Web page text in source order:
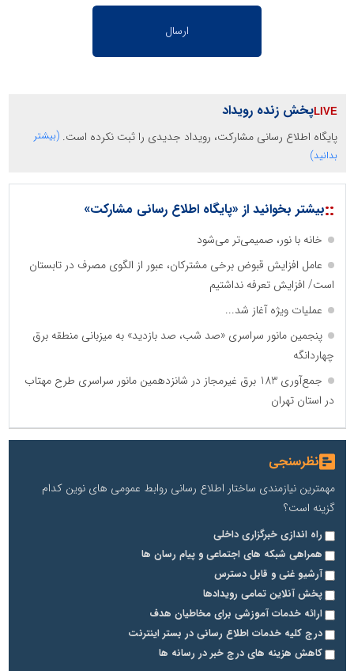
پخش زنده رویداد
پایگاه اطلاع رسانی مشارکت، رویداد جدیدی را ثبت نکرده است. (بیشتر
بدانید)
::بیشتر بخوانید از «پایگاه اطلاع رسانی مشارکت»
خانه با نور، صمیمی‌تر می‌شود
عامل افزایش قبوض برخی مشترکان، عبور از الگوی مصرف در تابستان
است/ افزایش تعرفه نداشتیم
عملیات ویژه آغاز شد...
پنجمین مانور سراسری «صد شب، صد بازدید» به میزبانی منطقه برق
چهاردانگه
جمع‌آوری 183 برق غیرمجاز در شانزدهمین مانور سراسری طرح مهتاب
در استان تهران
نظرسنجی
مهمترین نیازمندی ساختار اطلاع رسانی روابط عمومی های نوین کدام
گزینه است؟
راه اندازی خبرگزاری داخلی
همراهی شبکه های اجتماعی و پیام رسان ها
آرشیو غنی و قابل دسترس
پخش آنلاین تمامی رویدادها
ارائه خدمات آموزشی برای مخاطیان هدف
درج کلیه خدمات اطلاع رسانی در بستر اینترنت
کاهش هزینه های درج خبر در رسانه ها